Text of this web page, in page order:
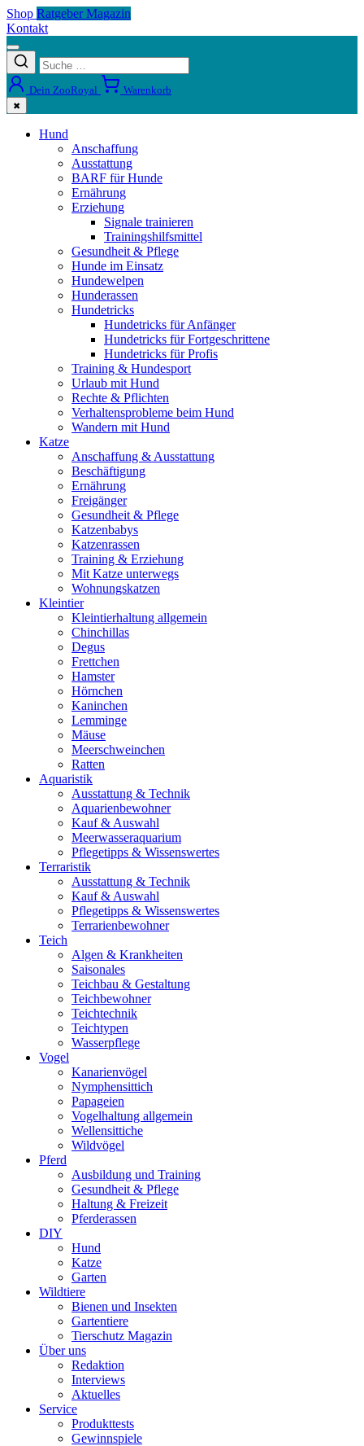
Shop Ratgeber Magazin
Kontakt
Dein ZooRoyal Warenkorb
✖
Hund
Anschaffung
Ausstattung
BARF für Hunde
Ernährung
Erziehung
Signale trainieren
Trainingshilfsmittel
Gesundheit & Pflege
Hunde im Einsatz
Hundewelpen
Hunderassen
Hundetricks
Hundetricks für Anfänger
Hundetricks für Fortgeschrittene
Hundetricks für Profis
Training & Hundesport
Urlaub mit Hund
Rechte & Pflichten
Verhaltensprobleme beim Hund
Wandern mit Hund
Katze
Anschaffung & Ausstattung
Beschäftigung
Ernährung
Freigänger
Gesundheit & Pflege
Katzenbabys
Katzenrassen
Training & Erziehung
Mit Katze unterwegs
Wohnungskatzen
Kleintier
Kleintierhaltung allgemein
Chinchillas
Degus
Frettchen
Hamster
Hörnchen
Kaninchen
Lemminge
Mäuse
Meerschweinchen
Ratten
Aquaristik
Ausstattung & Technik
Aquarienbewohner
Kauf & Auswahl
Meerwasseraquarium
Pflegetipps & Wissenswertes
Terraristik
Ausstattung & Technik
Kauf & Auswahl
Pflegetipps & Wissenswertes
Terrarienbewohner
Teich
Algen & Krankheiten
Saisonales
Teichbau & Gestaltung
Teichbewohner
Teichtechnik
Teichtypen
Wasserpflege
Vogel
Kanarienvögel
Nymphensittich
Papageien
Vogelhaltung allgemein
Wellensittiche
Wildvögel
Pferd
Ausbildung und Training
Gesundheit & Pflege
Haltung & Freizeit
Pferderassen
DIY
Hund
Katze
Garten
Wildtiere
Bienen und Insekten
Gartentiere
Tierschutz Magazin
Über uns
Redaktion
Interviews
Aktuelles
Service
Produkttests
Gewinnspiele